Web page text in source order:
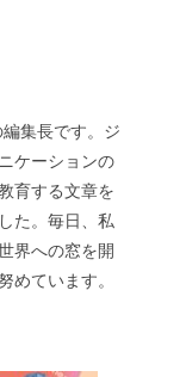
集長です。ジ
ケーションの
育する文章を
た。毎日、私
界への窓を開
めています。